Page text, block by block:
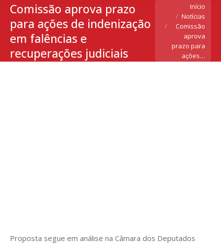
Comissão aprova prazo
para ações de indenização
em falências e
recuperações judiciais
Você está aqui:
Início
Notícias
Comissão
aprova
prazo para
ações…
Proposta segue em análise na Câmara dos Deputados